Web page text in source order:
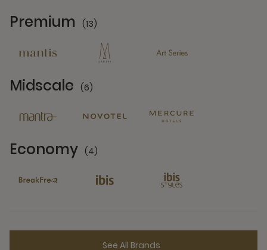
Premium (13)
Midscale (6)
Economy (4)
See All Brands